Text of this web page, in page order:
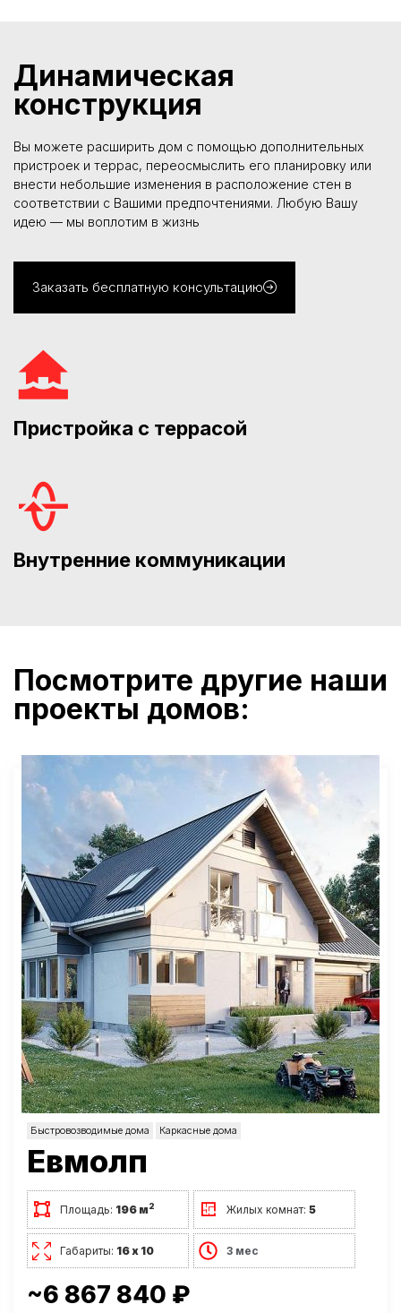
Динамическая
конструкция
Вы можете расширить дом с помощью дополнительных
пристроек и террас, переосмыслить его планировку или
внести небольшие изменения в расположение стен в
соответствии с Вашими предпочтениями. Любую Вашу
идею — мы воплотим в жизнь
Заказать бесплатную консультацию
Пристройка с террасой
Внутренние коммуникации
Посмотрите другие наши
проекты домов:
Быстровозводимые дома Каркасные дома
Евмолп
Площадь: 196 м2 Жилых комнат:5
Габариты: 16 х 10 3 мес
~6 867 840 ₽